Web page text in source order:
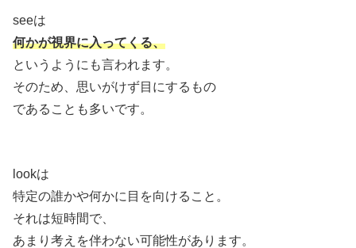
seeは
何かが視界に入ってくる、
というようにも言われます。
そのため、思いがけず目にするもの
であることも多いです。
lookは
特定の誰かや何かに目を向けること。
それは短時間で、
あまり考えを伴わない可能性があります。